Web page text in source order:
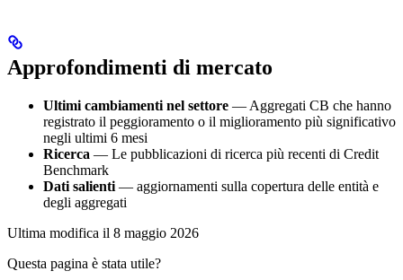
Approfondimenti di mercato
Ultimi cambiamenti nel settore — Aggregati CB che hanno
registrato il peggioramento o il miglioramento più significativo
negli ultimi 6 mesi
Ricerca — Le pubblicazioni di ricerca più recenti di Credit
Benchmark
Dati salienti — aggiornamenti sulla copertura delle entità e
degli aggregati
Ultima modifica il 8 maggio 2026
Questa pagina è stata utile?